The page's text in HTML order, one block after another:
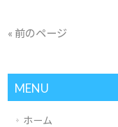
« 前のページ
MENU
ホーム